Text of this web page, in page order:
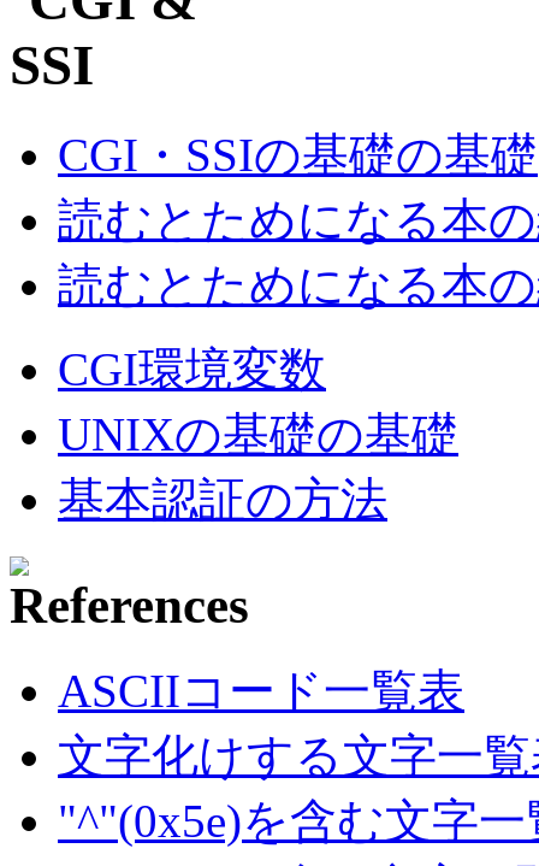
CGI・SSIの基礎の基礎
読むとためになる本
読むとためになる本
CGI環境変数
UNIXの基礎の基礎
基本認証の方法
ASCIIコード一覧表
文字化けする文字一
"^"(0x5e)を含む文字一